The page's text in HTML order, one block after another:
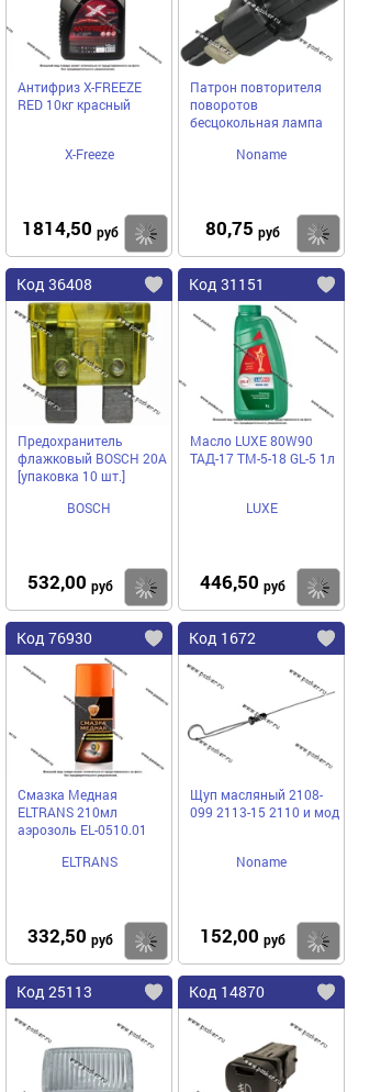
Антифриз X-FREEZE
RED 10кг красный
X-Freeze
1814,50 руб Купить
Патрон повторителя
поворотов
бесцокольная лампа
Noname
80,75 руб
Код 36408
Предохранитель
флажковый BOSCH 20A
[упаковка 10 шт.]
BOSCH
532,00 руб Купить
Код 31151
Масло LUXE 80W90
ТАД-17 ТМ-5-18 GL-5 1л
LUXE
446,50 руб
Код 76930
Смазка Медная
ELTRANS 210мл
аэрозоль EL-0510.01
ELTRANS
332,50 руб Купить
Код 1672
Щуп масляный 2108-
099 2113-15 2110 и мод
Noname
152,00 руб
Код 25113 Код 14870